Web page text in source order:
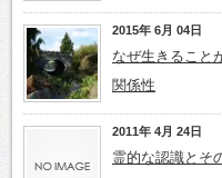
2015年 6月 04日
なぜ生きること
関係性
2011年 4月 24日
霊的な認識とそ